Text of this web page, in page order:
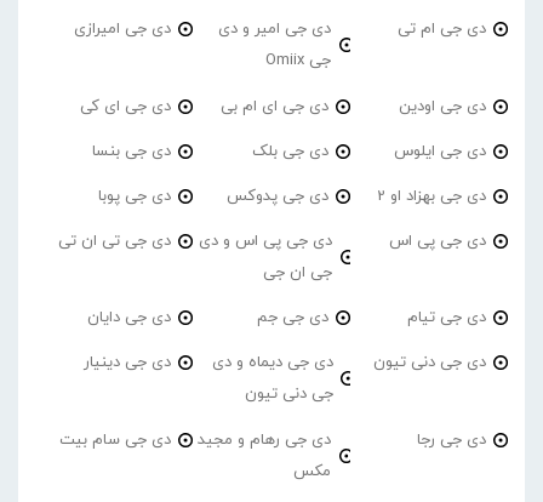
دی جی ام تی
دی جی امیر و دی
جی Omiix
دی جی امیرازی
دی جی اودین دی جی ای ام بی دی جی ای کی
دی جی ایلوس دی جی بلک دی جی بنسا
دی جی بهزاد او 2 دی جی پدوکس دی جی پوبا
دی جی پی اس
دی جی پی اس و دی
جی ان جی
دی جی تی ان تی
دی جی تیام دی جی جم دی جی دایان
دی جی دنی تیون
دی جی دیماه و دی
جی دنی تیون
دی جی دینیار
دی جی رجا
دی جی رهام و مجید
مکس
دی جی سام بیت